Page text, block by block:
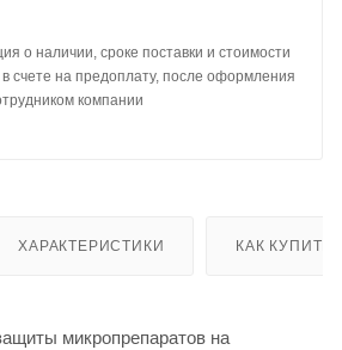
о наличии, сроке поставки и стоимости
в счете на предоплату, после оформления
компании
ХАРАКТЕРИСТИКИ КАК КУПИТЬ
микропрепаратов на